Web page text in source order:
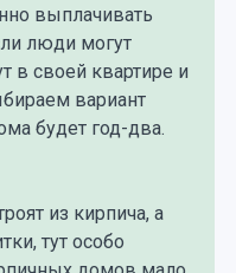
выплачивать
люди могут
в своей квартире и
вариант
будет год-два.
из кирпича, а
тут особо